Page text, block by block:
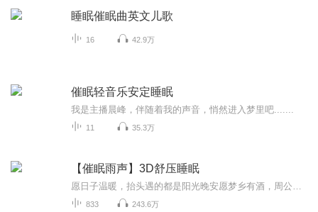
睡眠催眠曲英文儿歌
16 42.9万
催眠轻音乐安定睡眠
我是主播晨峰，伴随着我的声音，悄然进入梦里吧.......
11 35.3万
【催眠雨声】3D舒压睡眠
833 243.6万